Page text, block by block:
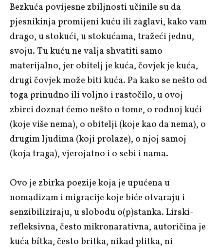
Bezkuća povijesne zbiljnosti učinile su da
pjesnikinja promijeni kuću ili zaglavi, kako vam
drago, u stokući, u stokućama, tražeći jednu,
svoju. Tu kuću ne valja shvatiti samo
materijalno, jer obitelj je kuća, čovjek je kuća,
drugi čovjek može biti kuća. Pa kako se nešto od
toga prinudno ili voljno i rastočilo, u ovoj
zbirci doznat ćemo nešto o tome, o rodnoj kući
(koje više nema), o obitelji (koje kao da nema), o
drugim ljudima (koji prolaze), o njoj samoj
(koja traga), vjerojatno i o sebi i nama.
Ovo je zbirka poezije koja je upućena u
nomadizam i migracije koje biće otvaraju i
senzibiliziraju, u slobodu o(p)stanka. Lirski-
refleksivna, često mikronarativna, autoričina je
kuća bítka, često britka, nikad plitka, ni